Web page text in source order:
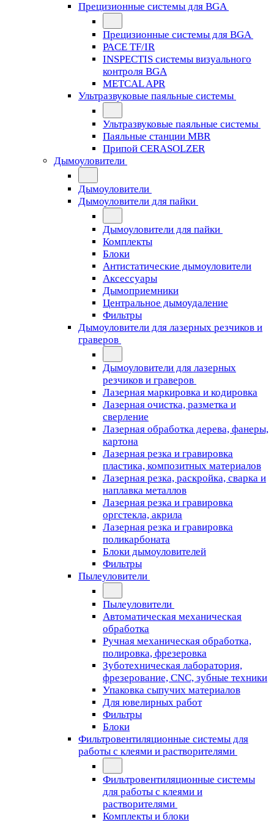
Прецизионные системы для BGA
Прецизионные системы для BGA
PACE TF/IR
INSPECTIS системы визуального
контроля BGA
METCAL APR
Ультразвуковые паяльные системы
Ультразвуковые паяльные системы
Паяльные станции MBR
Припой CERASOLZER
Дымоуловители
Дымоуловители
Дымоуловители для пайки
Дымоуловители для пайки
Комплекты
Блоки
Антистатические дымоуловители
Аксессуары
Дымоприемники
Центральное дымоудаление
Фильтры
Дымоуловители для лазерных резчиков и
граверов
Дымоуловители для лазерных
резчиков и граверов
Лазерная маркировка и кодировка
Лазерная очистка, разметка и
сверление
Лазерная обработка дерева, фанеры,
картона
Лазерная резка и гравировка
пластика, композитных материалов
Лазерная резка, раскройка, сварка и
наплавка металлов
Лазерная резка и гравировка
оргстекла, акрила
Лазерная резка и гравировка
поликарбоната
Блоки дымоуловителей
Фильтры
Пылеуловители
Пылеуловители
Автоматическая механическая
обработка
Ручная механическая обработка,
полировка, фрезеровка
Зуботехническая лаборатория,
фрезерование, CNC, зубные техники
Упаковка сыпучих материалов
Для ювелирных работ
Фильтры
Блоки
Фильтровентиляционные системы для
работы с клеями и растворителями
Фильтровентиляционные системы
для работы с клеями и
растворителями
Комплекты и блоки